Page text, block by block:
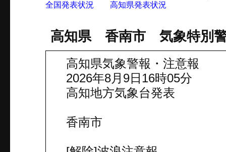
全国発表状況
高知県発表状況
高知県 香南市 気象特別警
高知県気象警報・注意報
2026年8月9日16時05分
高知地方気象台発表
香南市